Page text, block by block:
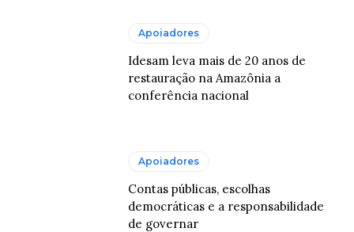
Apoiadores
Idesam leva mais de 20 anos de
restauração na Amazônia a
conferência nacional
Apoiadores
Contas públicas, escolhas
democráticas e a responsabilidade
de governar